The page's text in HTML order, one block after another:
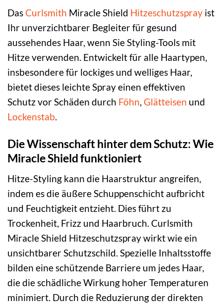
DasCurlsmith Miracle Shield Hitzeschutzspray ist
Ihr unverzichtbarer Begleiter für gesund
aussehendes Haar, wenn Sie Styling-Tools mit
Hitze verwenden. Entwickelt für alle Haartypen,
insbesondere für lockiges und welliges Haar,
bietet dieses leichte Spray einen effektiven
Schutz vor Schäden durch Föhn, Glätteisen und
Lockenstab.
Die Wissenschaft hinter dem Schutz: Wie
Miracle Shield funktioniert
Hitze-Styling kann die Haarstruktur angreifen,
indem es die äußere Schuppenschicht aufbricht
und Feuchtigkeit entzieht. Dies führt zu
Trockenheit, Frizz und Haarbruch. Curlsmith
Miracle Shield Hitzeschutzspray wirkt wie ein
unsichtbarer Schutzschild. Spezielle Inhaltsstoffe
bilden eine schützende Barriere um jedes Haar,
die die schädliche Wirkung hoher Temperaturen
minimiert. Durch die Reduzierung der direkten